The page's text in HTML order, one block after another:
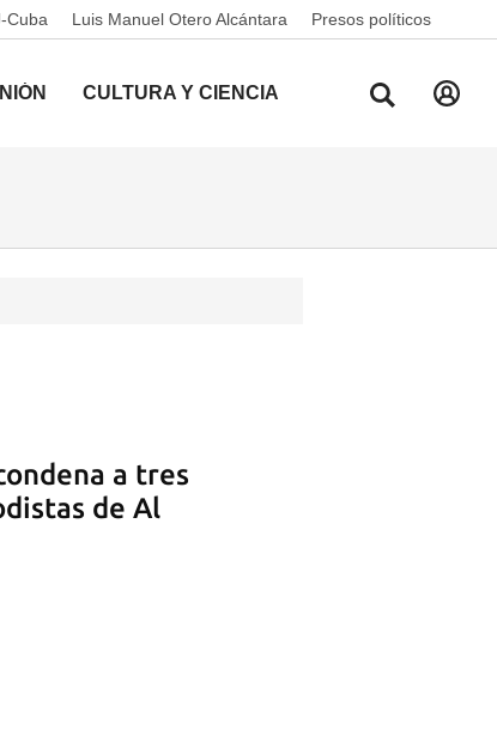
Cuba Luis Manuel Otero Alcántara Presos políticos
CULTURA Y CIENCIA
a tres
de Al